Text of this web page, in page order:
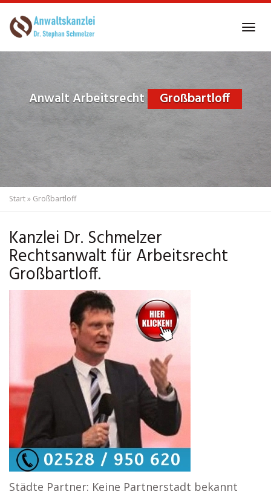
to
Anwalt Arbeitsrecht Großbartloff
Start» Großbartloff
Kanzlei Dr. Schmelzer
Rechtsanwalt für Arbeitsrecht
Großbartloff.
Städte Partner: Keine Partnerstadt bekannt